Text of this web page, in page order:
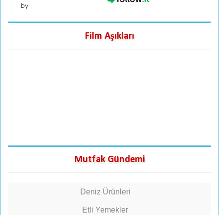
by
Film Aşıkları
Mutfak Gündemi
Deniz Ürünleri
Etli Yemekler